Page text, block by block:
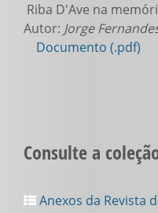
Riba D'Ave na
Autor: Jorge
Documento (.pdf)
Consulte a
Anexos da Revista